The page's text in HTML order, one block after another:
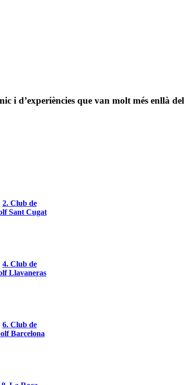
i d’experiències que van molt més enllà del
2. Club de
Sant Cugat
4. Club de
Llavaneras
6. Club de
Barcelona